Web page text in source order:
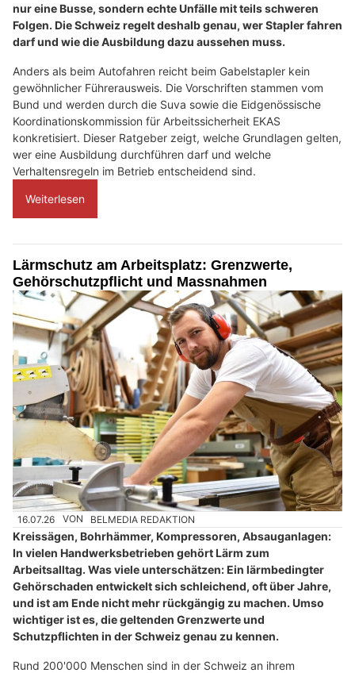
nur eine Busse, sondern echte Unfälle mit teils schweren
Folgen. Die Schweiz regelt deshalb genau, wer Stapler fahren
darf und wie die Ausbildung dazu aussehen muss.
Anders als beim Autofahren reicht beim Gabelstapler kein
gewöhnlicher Führerausweis. Die Vorschriften stammen vom
Bund und werden durch die Suva sowie die Eidgenössische
Koordinationskommission für Arbeitssicherheit EKAS
konkretisiert. Dieser Ratgeber zeigt, welche Grundlagen gelten,
wer eine Ausbildung durchführen darf und welche
Verhaltensregeln im Betrieb entscheidend sind.
Weiterlesen
Lärmschutz am Arbeitsplatz: Grenzwerte,
Gehörschutzpflicht und Massnahmen
16.07.26 VON BELMEDIA REDAKTION
Kreissägen, Bohrhämmer, Kompressoren, Absauganlagen:
In vielen Handwerksbetrieben gehört Lärm zum
Arbeitsalltag. Was viele unterschätzen: Ein lärmbedingter
Gehörschaden entwickelt sich schleichend, oft über Jahre,
und ist am Ende nicht mehr rückgängig zu machen. Umso
wichtiger ist es, die geltenden Grenzwerte und
Schutzpflichten in der Schweiz genau zu kennen.
Rund 200'000 Menschen sind in der Schweiz an ihrem